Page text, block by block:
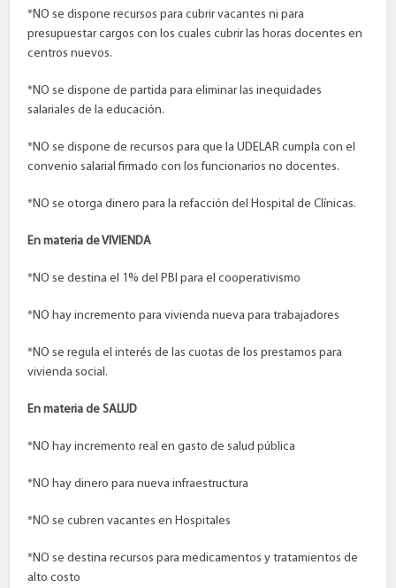
*NO se dispone recursos para cubrir vacantes ni para
presupuestar cargos con los cuales cubrir las horas docentes en
centros nuevos.
*NO se dispone de partida para eliminar las inequidades
salariales de la educación.
*NO se dispone de recursos para que la UDELAR cumpla con el
convenio salarial firmado con los funcionarios no docentes.
*NO se otorga dinero para la refacción del Hospital de Clínicas.
En materia de VIVIENDA
*NO se destina el 1% del PBI para el cooperativismo
*NO hay incremento para vivienda nueva para trabajadores
*NO se regula el interés de las cuotas de los prestamos para
vivienda social.
En materia de SALUD
*NO hay incremento real en gasto de salud pública
*NO hay dinero para nueva infraestructura
*NO se cubren vacantes en Hospitales
*NO se destina recursos para medicamentos y tratamientos de
alto costo